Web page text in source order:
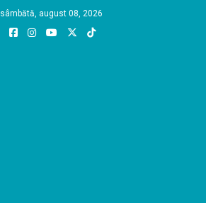
sâmbătă, august 08, 2026